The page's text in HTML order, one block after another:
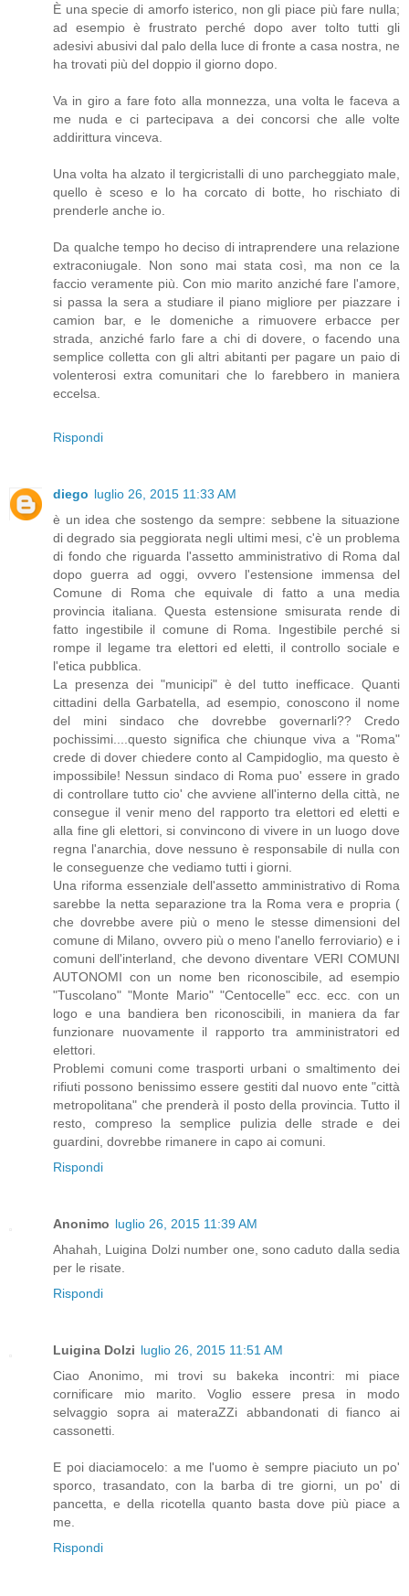
È una specie di amorfo isterico, non gli piace più fare nulla;
ad esempio è frustrato perché dopo aver tolto tutti gli
adesivi abusivi dal palo della luce di fronte a casa nostra, ne
ha trovati più del doppio il giorno dopo.
Va in giro a fare foto alla monnezza, una volta le faceva a
me nuda e ci partecipava a dei concorsi che alle volte
addirittura vinceva.
Una volta ha alzato il tergicristalli di uno parcheggiato male,
quello è sceso e lo ha corcato di botte, ho rischiato di
prenderle anche io.
Da qualche tempo ho deciso di intraprendere una relazione
extraconiugale. Non sono mai stata così, ma non ce la
faccio veramente più. Con mio marito anziché fare l'amore,
si passa la sera a studiare il piano migliore per piazzare i
camion bar, e le domeniche a rimuovere erbacce per
strada, anziché farlo fare a chi di dovere, o facendo una
semplice colletta con gli altri abitanti per pagare un paio di
volenterosi extra comunitari che lo farebbero in maniera
eccelsa.
Rispondi
diego luglio 26, 2015 11:33 AM
è un idea che sostengo da sempre: sebbene la situazione
di degrado sia peggiorata negli ultimi mesi, c'è un problema
di fondo che riguarda l'assetto amministrativo di Roma dal
dopo guerra ad oggi, ovvero l'estensione immensa del
Comune di Roma che equivale di fatto a una media
provincia italiana. Questa estensione smisurata rende di
fatto ingestibile il comune di Roma. Ingestibile perché si
rompe il legame tra elettori ed eletti, il controllo sociale e
l'etica pubblica.
La presenza dei "municipi" è del tutto inefficace. Quanti
cittadini della Garbatella, ad esempio, conoscono il nome
del mini sindaco che dovrebbe governarli?? Credo
pochissimi....questo significa che chiunque viva a "Roma"
crede di dover chiedere conto al Campidoglio, ma questo è
impossibile! Nessun sindaco di Roma puo' essere in grado
di controllare tutto cio' che avviene all'interno della città, ne
consegue il venir meno del rapporto tra elettori ed eletti e
alla fine gli elettori, si convincono di vivere in un luogo dove
regna l'anarchia, dove nessuno è responsabile di nulla con
le conseguenze che vediamo tutti i giorni.
Una riforma essenziale dell'assetto amministrativo di Roma
sarebbe la netta separazione tra la Roma vera e propria (
che dovrebbe avere più o meno le stesse dimensioni del
comune di Milano, ovvero più o meno l'anello ferroviario) e i
comuni dell'interland, che devono diventare VERI COMUNI
AUTONOMI con un nome ben riconoscibile, ad esempio
"Tuscolano" "Monte Mario" "Centocelle" ecc. ecc. con un
logo e una bandiera ben riconoscibili, in maniera da far
funzionare nuovamente il rapporto tra amministratori ed
elettori.
Problemi comuni come trasporti urbani o smaltimento dei
rifiuti possono benissimo essere gestiti dal nuovo ente "città
metropolitana" che prenderà il posto della provincia. Tutto il
resto, compreso la semplice pulizia delle strade e dei
guardini, dovrebbe rimanere in capo ai comuni.
Rispondi
Anonimo luglio 26, 2015 11:39 AM
Ahahah, Luigina Dolzi number one, sono caduto dalla sedia
per le risate.
Rispondi
Luigina Dolzi luglio 26, 2015 11:51 AM
Ciao Anonimo, mi trovi su bakeka incontri: mi piace
cornificare mio marito. Voglio essere presa in modo
selvaggio sopra ai materaZZi abbandonati di fianco ai
cassonetti.
E poi diaciamocelo: a me l'uomo è sempre piaciuto un po'
sporco, trasandato, con la barba di tre giorni, un po' di
pancetta, e della ricotella quanto basta dove più piace a
me.
Rispondi